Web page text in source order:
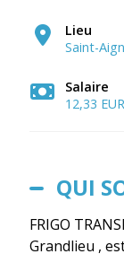
Lieu
Saint-
Salaire
12,33
QUI
FRIGO
Grandlieu ,